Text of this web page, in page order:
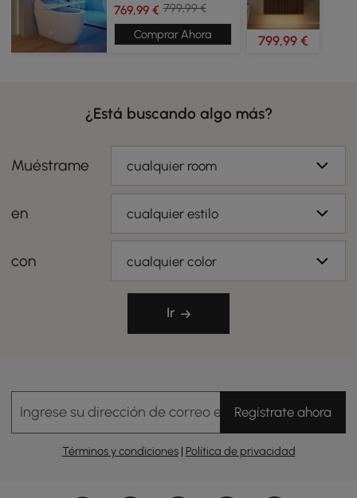
769,99 € 799,99 €
Comprar Ahora
799,99 €
¿Está buscando algo más?
Muéstrame cualquier room
en cualquier estilo
con cualquier color
Ir
Ingrese su dirección de correo electrónicoRegístrate ahora
Términos y condiciones| Política de privacidad